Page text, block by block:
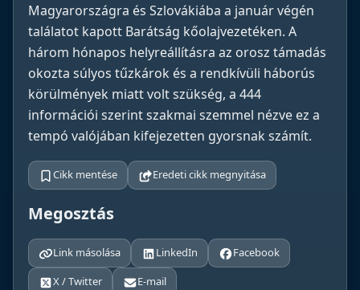
Magyarországra és Szlovákiába a január végén
találatot kapott Barátság kőolajvezetéken. A
három hónapos helyreállításra az orosz támadás
okozta súlyos tűzkárok és a rendkívüli háborús
körülmények miatt volt szükség, a 444
információi szerint szakmai szemmel nézve ez a
tempó valójában kifejezetten gyorsnak számít.
Cikk mentése Eredeti cikk megnyitása
Megosztás
Link másolása LinkedIn
Facebook
X / Twitter
E-mail